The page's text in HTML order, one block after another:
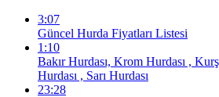
3:07
Güncel Hurda Fiyatları Listesi
1:10
Bakır Hurdası, Krom Hurdası ,
Hurdası , Sarı Hurdası
23:28